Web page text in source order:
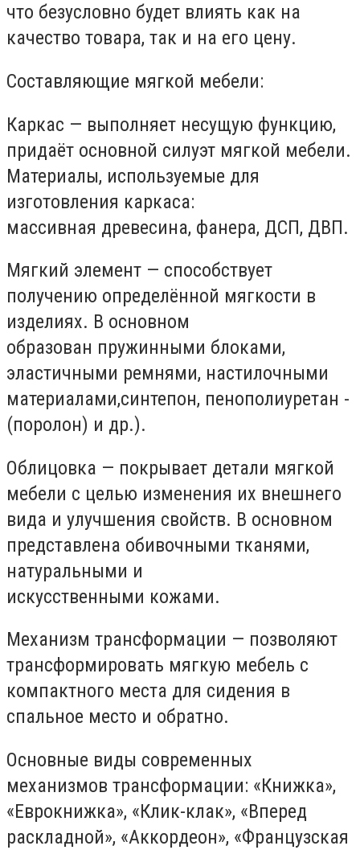
что безусловно будет влиять как на
качество товара, так и на его цену.
Составляющие мягкой мебели:
Каркас — выполняет несущую функцию,
придаёт основной силуэт мягкой мебели.
Материалы, используемые для
изготовления каркаса:
массивная древесина, фанера, ДСП, ДВП.
Мягкий элемент — способствует
получению определённой мягкости в
изделиях. В основном
образован пружинными блоками,
эластичными ремнями, настилочными
материалами,синтепон, пенополиуретан -
(поролон) и др.).
Облицовка — покрывает детали мягкой
мебели с целью изменения их внешнего
вида и улучшения свойств. В основном
представлена обивочными тканями,
натуральными и
искусственными кожами.
Механизм трансформации — позволяют
трансформировать мягкую мебель с
компактного места для сидения в
спальное место и обратно.
Основные виды современных
механизмов трансформации: «Книжка»,
«Еврокнижка», «Клик-клак», «Вперед
раскладной», «Аккордеон», «Французская